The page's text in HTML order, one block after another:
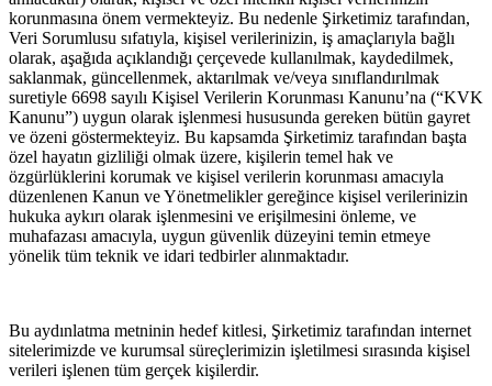
korunmasına önem vermekteyiz. Bu nedenle Şirketimiz tarafından,
Veri Sorumlusu sıfatıyla, kişisel verilerinizin, iş amaçlarıyla bağlı
olarak, aşağıda açıklandığı çerçevede kullanılmak, kaydedilmek,
saklanmak, güncellenmek, aktarılmak ve/veya sınıflandırılmak
suretiyle 6698 sayılı Kişisel Verilerin Korunması Kanunu’na (“KVK
Kanunu”) uygun olarak işlenmesi hususunda gereken bütün gayret
ve özeni göstermekteyiz. Bu kapsamda Şirketimiz tarafından başta
özel hayatın gizliliği olmak üzere, kişilerin temel hak ve
özgürlüklerini korumak ve kişisel verilerin korunması amacıyla
düzenlenen Kanun ve Yönetmelikler gereğince kişisel verilerinizin
hukuka aykırı olarak işlenmesini ve erişilmesini önleme, ve
muhafazası amacıyla, uygun güvenlik düzeyini temin etmeye
yönelik tüm teknik ve idari tedbirler alınmaktadır.
Bu aydınlatma metninin hedef kitlesi, Şirketimiz tarafından internet
sitelerimizde ve kurumsal süreçlerimizin işletilmesi sırasında kişisel
verileri işlenen tüm gerçek kişilerdir.